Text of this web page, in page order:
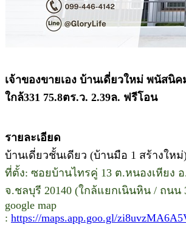
เจ้าของขายเอง บ้านเดี่ยวใหม่ พนัสนิค
ใกล้331 75.8ตร.ว. 2.39ล. ฟรีโอน
รายละเอียด
บ้านเดี่ยวชั้นเดียว (บ้านมือ 1 สร้างใหม่
ที่ตั้ง: ซอยบ้านไทรคู่ 13 ต.หนองเหียง
จ.ชลบุรี 20140 (ใกล้แยกเนินหิน / ถนน
google map
: https://maps.app.goo.gl/